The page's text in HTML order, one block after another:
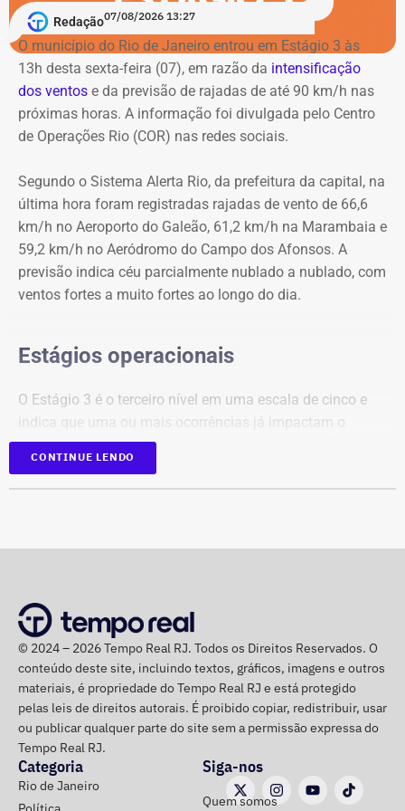
doscumentos que comprovam que Luíza foi mãe do
advogado e jornalista Luiz Gama, um dos principais
abolicionistas do Brasil no século XIX.
homenagem aos 20 anos da Lei Maria da Penha.
Como buscar ajuda
Ligue 180 – Central de Atendimento à Mulher
Aplicativo Rede Mulher
(DEAMs)
Centros Especializados de Atendimento à Mulher
(CEAMs)
Centros Integrados de Atendimento à Mulher (CIAMs)
Patrulha Maria da Penha, da Polícia Militar, para
acompanhamento de medidas protetivas
Redação07/08/2026 13:27
O município do Rio de Janeiro entrou em Estágio 3 às
13h desta sexta-feira (07), em razão da intensificação
dos ventos e da previsão de rajadas de até 90 km/h nas
próximas horas. A informação foi divulgada pelo Centro
de Operações Rio (COR) nas redes sociais.
Segundo o Sistema Alerta Rio, da prefeitura da capital, na
última hora foram registradas rajadas de vento de 66,6
km/h no Aeroporto do Galeão, 61,2 km/h na Marambaia e
59,2 km/h no Aeródromo do Campo dos Afonsos. A
previsão indica céu parcialmente nublado a nublado, com
ventos fortes a muito fortes ao longo do dia.
Estágios operacionais
O Estágio 3 é o terceiro nível em uma escala de cinco e
indica que uma ou mais ocorrências já impactam o
município, afetando a rotina de parte da população.
Diante do cenário, o centro de operações orienta que a
recomendado evitar locais descampados em caso de
ventos fortes e possíveis descargas elétricas.
Moradores de áreas de risco devem ficar atentos aos
alertas sonoros da Defesa Civil. O acionamento das
sirenes indica risco de deslizamentos e a necessidade de
deslocamento para os pontos de apoio definidos pelo
município. Em situações de emergência, a população
pode acionar o Corpo de Bombeiros pelo telefone 193 e a
Defesa Civil pelo número 199.
CONTINUE LENDO
© 2024 – 2026 Tempo Real RJ. Todos os Direitos Reservados. O
conteúdo deste site, incluindo textos, gráficos, imagens e outros
materiais, é propriedade do Tempo Real RJ e está protegido
pelas leis de direitos autorais. É proibido copiar, redistribuir, usar
ou publicar qualquer parte do site sem a permissão expressa do
Tempo Real RJ.
Categoria
Rio de Janeiro
Siga-nos
Quem somos